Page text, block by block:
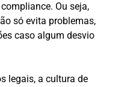
Ou seja,
só evita problemas,
caso algum desvio
legais, a cultura de